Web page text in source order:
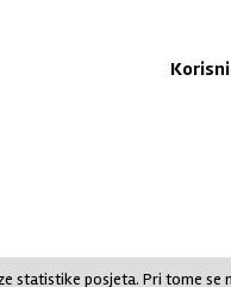
statistike posjeta. Pri tome se